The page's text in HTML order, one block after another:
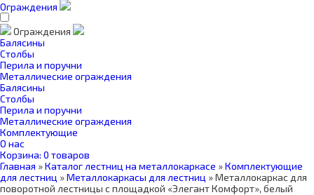
Ограждения
Ограждения
Балясины
Столбы
Перила и поручни
Металлические ограждения
Балясины
Столбы
Перила и поручни
Металлические ограждения
Комплектующие
О нас
Корзина: 0 товаров
Главная »Каталог лестниц на металлокаркасе »Комплектующие
для лестниц »Металлокаркасы для лестниц »Металлокаркас для
поворотной лестницы с площадкой «Элегант Комфорт», белый